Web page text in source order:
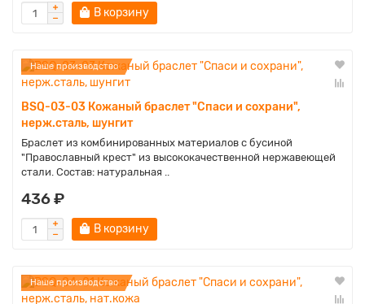
В корзину
Наше производство
BSQ-03-03 Кожаный браслет "Спаси и сохрани",
нерж.сталь, шунгит
Браслет из комбинированных материалов с бусиной
"Православный крест" из высококачественной нержавеющей
стали. Состав: натуральная ..
436 ₽
В корзину
Наше производство